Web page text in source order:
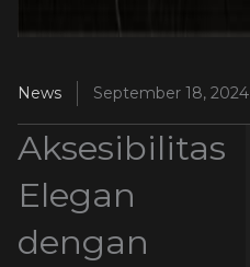
News September 18, 2024
Aksesibilitas
Elegan
dengan